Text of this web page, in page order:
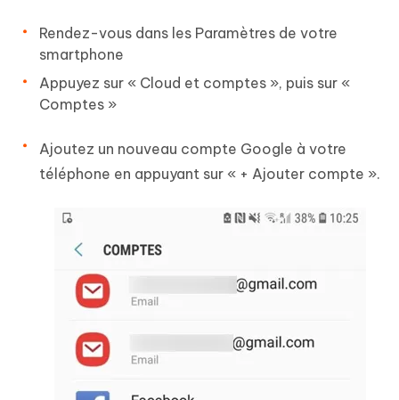
Rendez-vous dans les Paramètres de votre
smartphone
Appuyez sur « Cloud et comptes », puis sur «
Comptes »
Ajoutez un nouveau compte Google à votre
téléphone en appuyant sur « + Ajouter compte ».